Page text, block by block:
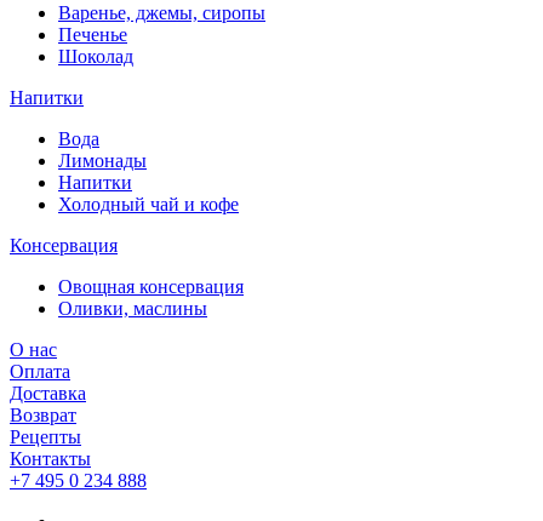
Варенье, джемы, сиропы
Печенье
Шоколад
Напитки
Вода
Лимонады
Напитки
Холодный чай и кофе
Консервация
Овощная консервация
Оливки, маслины
О нас
Оплата
Доставка
Возврат
Рецепты
Контакты
+7 495 0 234 888